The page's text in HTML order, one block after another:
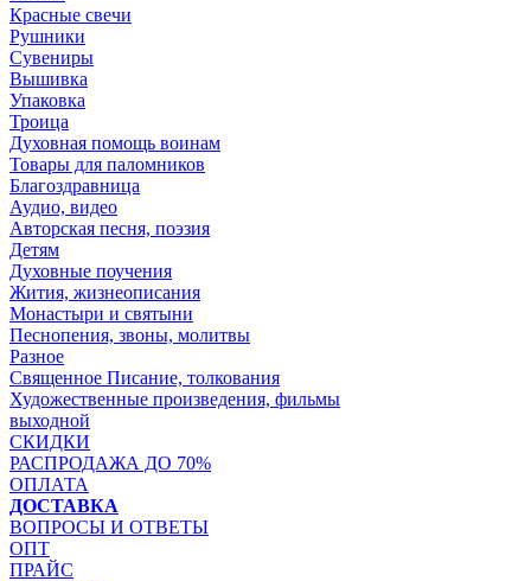
Красные свечи
Рушники
Сувениры
Вышивка
Упаковка
Троица
Духовная помощь воинам
Товары для паломников
Благоздравница
Аудио, видео
Авторская песня, поэзия
Детям
Духовные поучения
Жития, жизнеописания
Монастыри и святыни
Песнопения, звоны, молитвы
Разное
Священное Писание, толкования
Художественные произведения, фильмы
выходной
СКИДКИ
РАСПРОДАЖА ДО 70%
ОПЛАТА
ДОСТАВКА
ВОПРОСЫ И ОТВЕТЫ
ОПТ
ПРАЙС